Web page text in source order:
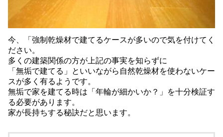
今、「強制乾燥材で建てるケースが多いので気を付けてく
ださい。
多くの建築関係の方が上記の事実を知らずに
「無垢で建てる」といいながら自然乾燥材を使わないケー
スが多く有るようです。
無垢で家を建てる時は「年輪が細かいか？」を十分検証す
る必要があります。
家が長持ちする秘訣だと思います。